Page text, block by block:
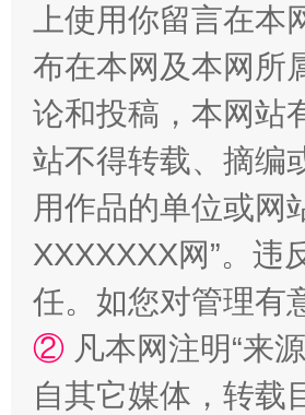
国家大学科技园优化重塑工作
扯下公款旅游的“隐身衣”
上使用你留言在
布在本网及本网所
论和投稿，本网站
站不得转载、摘编
用作品的单位或网
XXXXXXX网”。违
任。如您对管理有
② 凡本网注明“来
自其它媒体，转载